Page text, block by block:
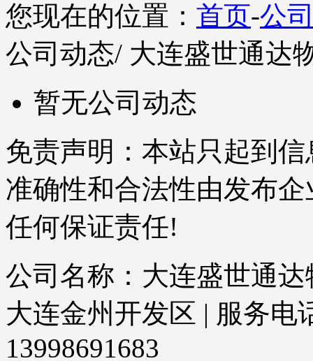
您现在的位置： 首页-公
公司动态/ 大连盛世通达
暂无公司动态
免责声明：本站只起到
准确性和合法性由发布
任何保证责任!
公司名称：大连盛世通
大连金州开发区 | 服务电
13998691683